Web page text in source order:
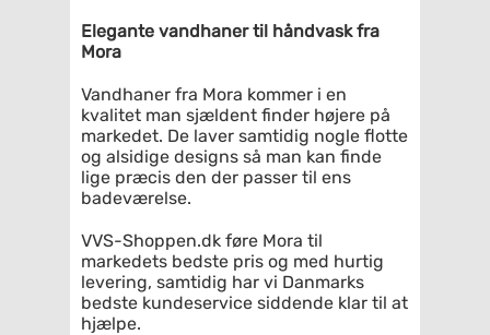
Elegante vandhaner til håndvask fra
Mora
Vandhaner fra Mora kommer i en
kvalitet man sjældent finder højere på
markedet. De laver samtidig nogle flotte
og alsidige designs så man kan finde
lige præcis den der passer til ens
badeværelse.
VVS-Shoppen.dk føre Mora til
markedets bedste pris og med hurtig
levering, samtidig har vi Danmarks
bedste kundeservice siddende klar til at
hjælpe.